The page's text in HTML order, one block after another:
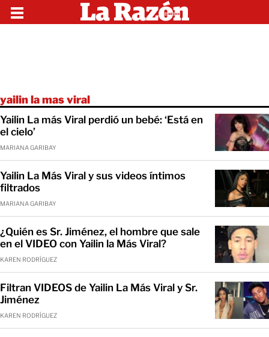
yailin la mas viral
Yailin La más Viral perdió un bebé: ‘Está en
el cielo’
MARIANA GARIBAY
Yailin La Más Viral y sus videos íntimos
filtrados
MARIANA GARIBAY
¿Quién es Sr. Jiménez, el hombre que sale
en el VIDEO con Yailin la Más Viral?
KAREN RODRÍGUEZ
Filtran VIDEOS de Yailin La Más Viral y Sr.
Jiménez
KAREN RODRÍGUEZ